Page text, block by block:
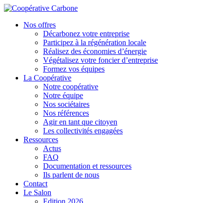
Nos offres
Décarbonez votre entreprise
Participez à la régénération locale
Réalisez des économies d’énergie
Végétalisez votre foncier d’entreprise
Formez vos équipes
La Coopérative
Notre coopérative
Notre équipe
Nos sociétaires
Nos références
Agir en tant que citoyen
Les collectivités engagées
Ressources
Actus
FAQ
Documentation et ressources
Ils parlent de nous
Contact
Le Salon
Edition 2026